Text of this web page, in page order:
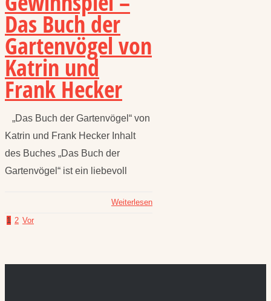
Das Buch der
Gartenvögel von
Katrin und
Frank Hecker
„Das Buch der Gartenvögel“ von
Katrin und Frank Hecker Inhalt
des Buches „Das Buch der
Gartenvögel“ ist ein liebevoll
Weiterlesen
1 2 Vor